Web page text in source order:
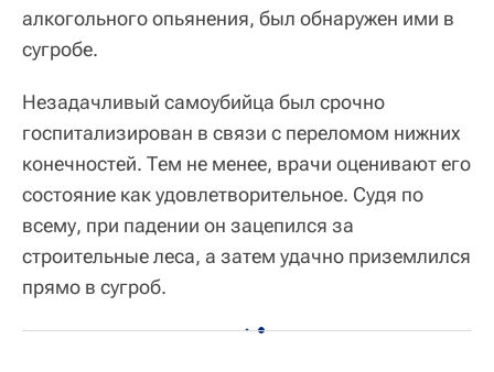
алкогольного опьянения, был обнаружен ими в
сугробе.
Незадачливый самоубийца был срочно
госпитализирован в связи с переломом нижних
конечностей. Тем не менее, врачи оценивают его
состояние как удовлетворительное. Судя по
всему, при падении он зацепился за
строительные леса, а затем удачно приземлился
прямо в сугроб.